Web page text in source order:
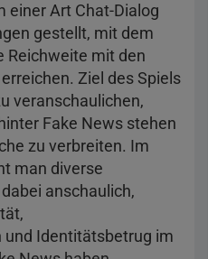
einer Art Chat-Dialog
gestellt, mit dem
Reichweite mit den
Ziel des Spiels
veranschaulichen,
Fake News stehen
zu verbreiten. Im
man diverse
anschaulich,
Identitätsbetrug im